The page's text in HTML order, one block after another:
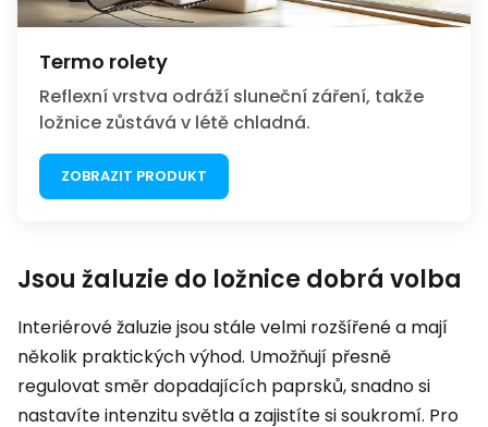
Termo rolety
Reflexní vrstva odráží sluneční záření, takže
ložnice zůstává v létě chladná.
ZOBRAZIT PRODUKT
Jsou žaluzie do ložnice dobrá volba
Interiérové žaluzie jsou stále velmi rozšířené a mají
několik praktických výhod. Umožňují přesně
regulovat směr dopadajících paprsků, snadno si
nastavíte intenzitu světla a zajistíte si soukromí. Pro